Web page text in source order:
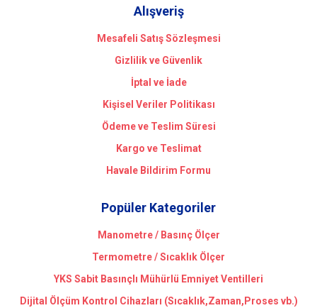
Alışveriş
Mesafeli Satış Sözleşmesi
Gizlilik ve Güvenlik
İptal ve İade
Kişisel Veriler Politikası
Ödeme ve Teslim Süresi
Kargo ve Teslimat
Havale Bildirim Formu
Popüler Kategoriler
Manometre / Basınç Ölçer
Termometre / Sıcaklık Ölçer
YKS Sabit Basınçlı Mühürlü Emniyet Ventilleri
Dijital Ölçüm Kontrol Cihazları (Sıcaklık,Zaman,Proses vb.)